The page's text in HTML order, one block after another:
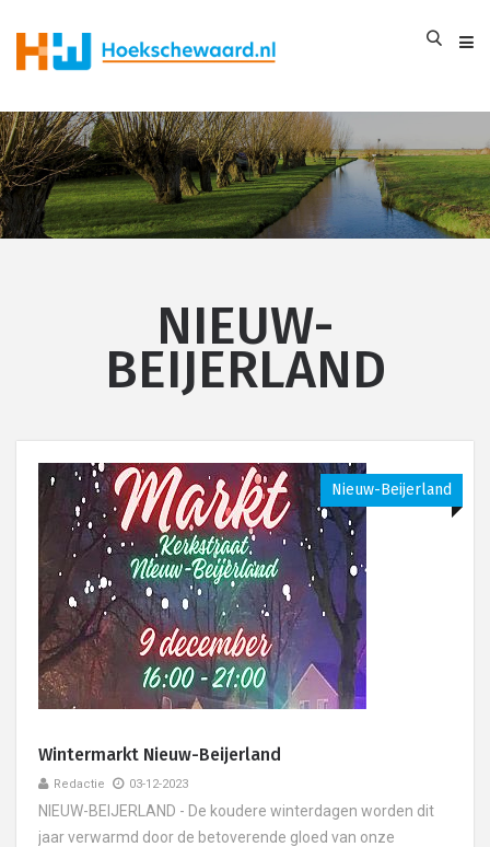
NIEUW-
BEIJERLAND
Nieuw-Beijerland
Wintermarkt Nieuw-Beijerland
Redactie 03-12-2023
NIEUW-BEIJERLAND - De koudere winterdagen worden dit
jaar verwarmd door de betoverende gloed van onze